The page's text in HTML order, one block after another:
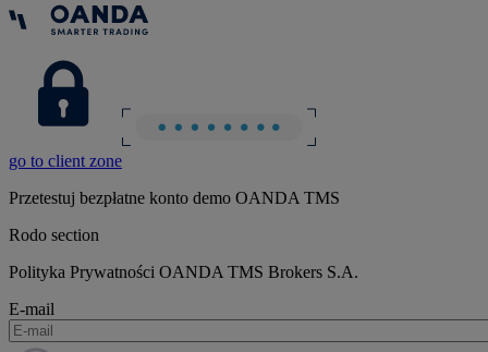
go to client zone
Przetestuj bezpłatne konto demo OANDA TMS
Rodo section
Polityka Prywatności OANDA TMS Brokers S.A.
E-mail